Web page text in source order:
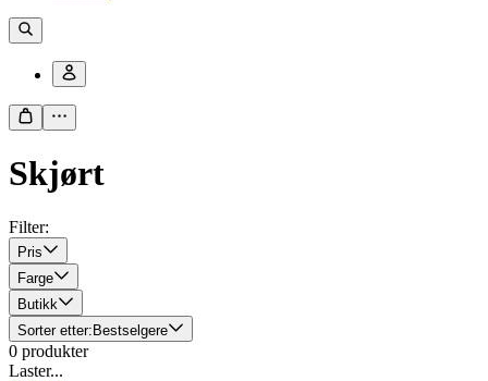
Skjørt
Filter:
Pris
Farge
Butikk
Sorter etter: Bestselgere
0 produkter
Laster...